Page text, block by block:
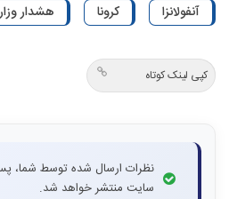
آنفولانزا کرونا هشدار
کپی لینک کوتاه
نظرات ارسال شده توسط شما،
سایت منتشر خواهد شد.